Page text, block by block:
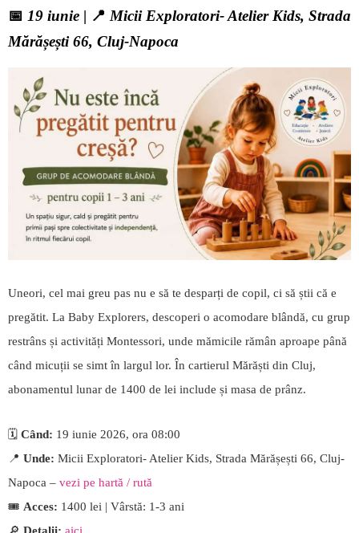
📅 19 iunie | 📍 Micii Exploratori- Atelier Kids, Strada
Mărășești 66, Cluj-Napoca
Uneori, cel mai greu pas nu e să te desparți de copil, ci să știi că e
pregătit. La Baby Explorers, descoperi o acomodare blândă, cu grup
restrâns și activități Montessori, unde mămicile rămân aproape până
când micuții se simt în largul lor. În cartierul Mărăști din Cluj,
abonamentul lunar de 1400 de lei include și masa de prânz.
🗓️ Când: 19 iunie 2026, ora 08:00
📍 Unde: Micii Exploratori- Atelier Kids, Strada Mărășești 66, Cluj-
Napoca – vezi pe hartă / rută
🎟️ Acces: 1400 lei | Vârstă: 1-3 ani